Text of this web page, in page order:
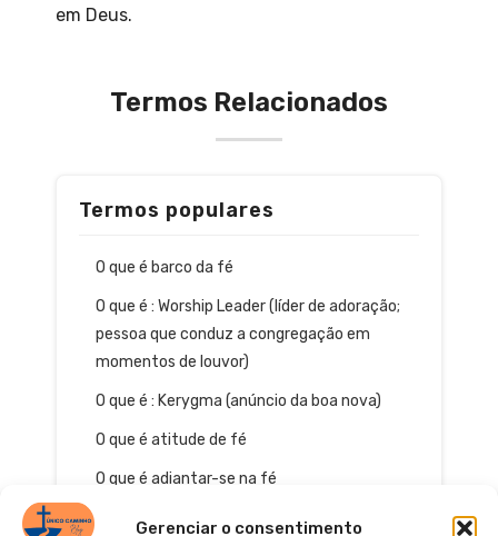
Gerenciar o consentimento
em Deus.
Termos Relacionados
Termos populares
O que é barco da fé
O que é : Worship Leader (líder de adoração;
pessoa que conduz a congregação em
momentos de louvor)
O que é : Kerygma (anúncio da boa nova)
O que é atitude de fé
O que é adiantar-se na fé